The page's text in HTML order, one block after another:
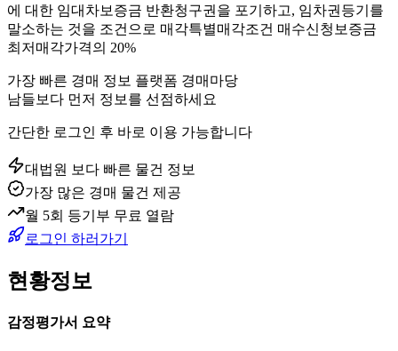
에 대한 임대차보증금 반환청구권을 포기하고, 임차권등기를
말소하는 것을 조건으로 매각특별매각조건 매수신청보증금
최저매각가격의 20%
가장 빠른 경매 정보 플랫폼 경매마당
남들보다 먼저 정보를 선점하세요
간단한 로그인 후 바로 이용 가능합니다
대법원 보다 빠른 물건 정보
가장 많은 경매 물건 제공
월 5회 등기부 무료 열람
로그인 하러가기
현황정보
감정평가서 요약